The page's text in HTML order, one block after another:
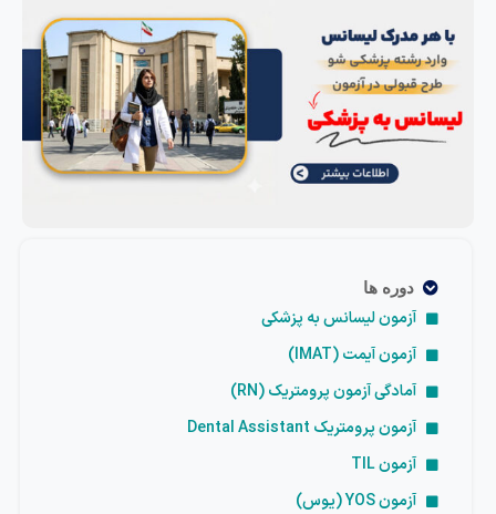
دوره ها
آزمون لیسانس به پزشکی
آزمون آیمت (IMAT)
آمادگی آزمون پرومتریک (RN)
آزمون پرومتریک Dental Assistant
آزمون TIL
آزمون YOS (یوس)